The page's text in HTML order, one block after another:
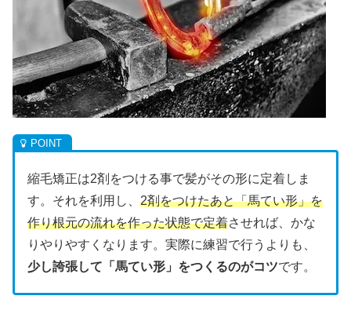
縮毛矯正は2剤をつける事で髪がその形に定着しま
す。それを利用し、 2剤をつけたあと「馬てい形」を
作り根元の流れを作った状態で定着させれば、かな
りやりやすくなります。実際に練習で行うよりも、
少し誇張して「馬てい形」をつくるのがコツです。